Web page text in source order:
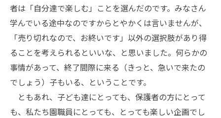
者は「自分達で楽しむ」ことを選んだのです。みなさん
学んでいる途中なのですからとやかくは言いませんが、
「売り切れなので、お終いです」以外の選択肢があり得
ることを考えられるといいな、と思いました。何らかの
事情があって、終了間際に来る（きっと、急いで来たの
でしょう）子もいる、ということです。
ともあれ、子ども達にとっても、保護者の方にとって
も、私たち園職員にとっても、とっても楽しい企画でし